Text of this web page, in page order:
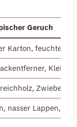
Geruch
Karton, feuchter
Zwiebel
nasser Lappen,